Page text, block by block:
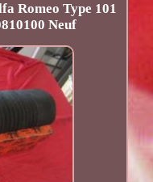
Romeo Type 101
Neuf